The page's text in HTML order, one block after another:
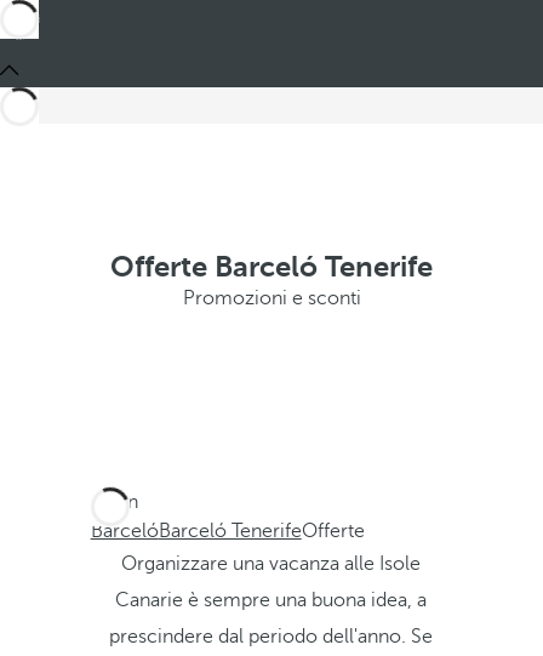
Offerte Barceló Tenerife
Promozioni e sconti
Sei in
BarcelóBarceló TenerifeOfferte
Organizzare una vacanza alle Isole
Canarie è sempre una buona idea, a
prescindere dal periodo dell'anno. Se